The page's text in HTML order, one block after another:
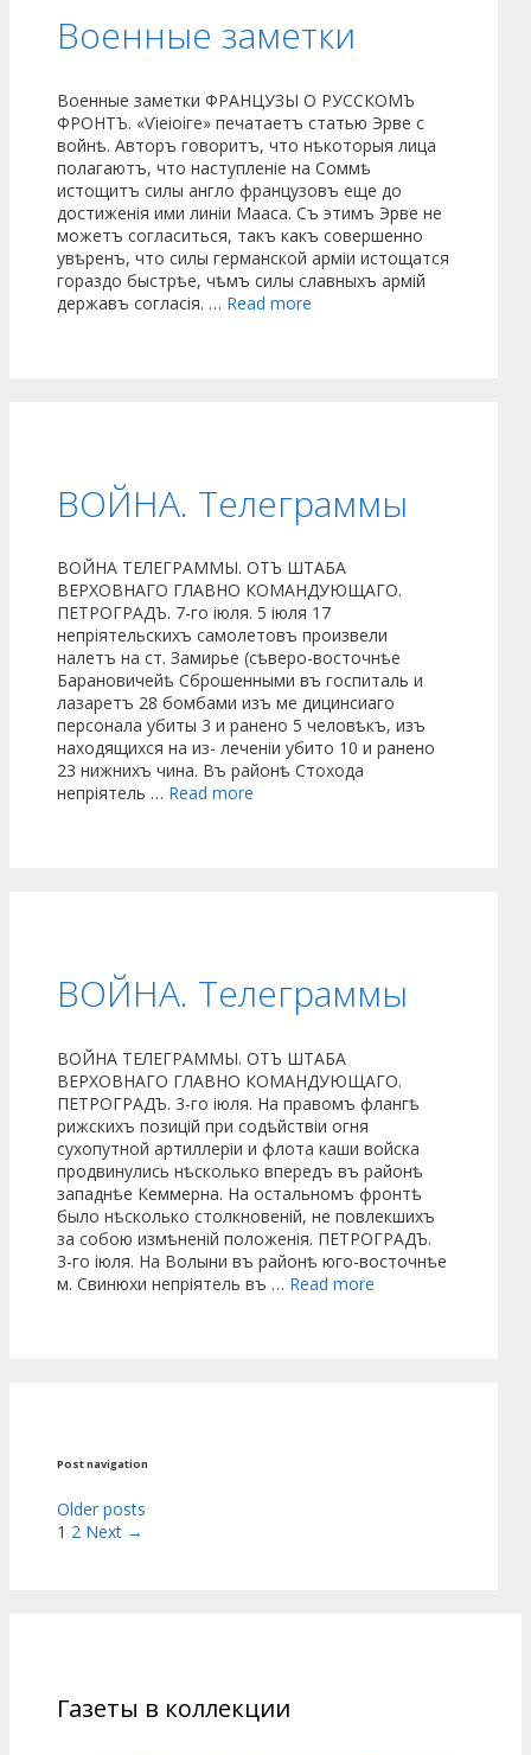
Военные заметки
Военные заметки ФРАНЦУЗЫ О РУССКОМЪ
ФРОНТЪ. «Ѵіеіоіге» печатаетъ статью Эрве с
войнѣ. Авторъ говоритъ, что нѣкоторыя лица
полагаютъ, что наступленіе на Соммѣ
истощитъ силы англо французовъ еще до
достиженія ими линіи Мааса. Съ этимъ Эрве не
можетъ согласиться, такъ какъ совершенно
увѣренъ, что силы германской арміи истощатся
гораздо быстрѣе, чѣмъ силы славныхъ армій
державъ согласія. … Read more
ВОЙНА. Телеграммы
ВОЙНА ТЕЛЕГРАММЫ. ОТЪ ШТАБА
ВЕРХОВНАГО ГЛАВНО КОМАНДУЮЩАГО.
ПЕТРОГРАДЪ. 7-го іюля. 5 іюля 17
непріятельскихъ самолетовъ произвели
налетъ на ст. Замирье (сѣверо-восточнѣе
Барановичейѣ Сброшенными въ госпиталь и
лазаретъ 28 бомбами изъ ме дицинсиаго
персонала убиты 3 и ранено 5 человѣкъ, изъ
находящихся на из- леченіи убито 10 и ранено
23 нижнихъ чина. Въ районѣ Стохода
непріятель … Read more
ВОЙНА. Телеграммы
ВОЙНА ТЕЛЕГРАММЫ. ОТЪ ШТАБА
ВЕРХОВНАГО ГЛАВНО КОМАНДУЮЩАГО.
ПЕТРОГРАДЪ. 3-го іюля. На правомъ флангѣ
рижскихъ позицій при содѣйствіи огня
сухопутной артиллеріи и флота каши войска
продвинулись нѣсколько впередъ въ районѣ
западнѣе Кеммерна. На остальномъ фронтѣ
было нѣсколько столкновеній, не повлекшихъ
за собою измѣненій положенія. ПЕТРОГРАДЪ.
3-го іюля. На Волыни въ районѣ юго-восточнѣе
м. Свинюхи непріятель въ … Read more
Post navigation
Older posts
1 2 Next →
Газеты в коллекции